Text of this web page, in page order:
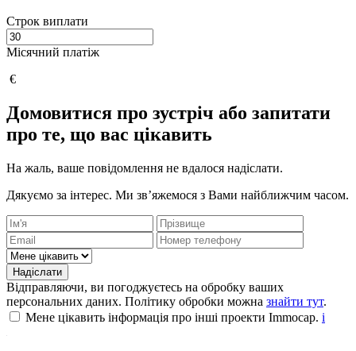
Строк виплати
Місячний платіж
€
Домовитися про зустріч або запитати
про те, що вас цікавить
На жаль, ваше повідомлення не вдалося надіслати.
Дякуємо за інтерес. Ми зв’яжемося з Вами найближчим часом.
Надіслати
Відправляючи, ви погоджуєтесь на обробку ваших
персональних даних. Політику обробки можна знайти тут.
Мене цікавить інформація про інші проекти Immocap. i